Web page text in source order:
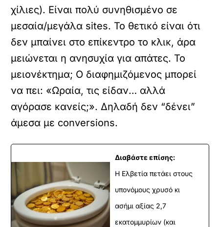
χίλιες). Είναι πολύ συνηθισμένο σε
μεσαία/μεγάλα sites. Το θετικό είναι ότι
δεν μπαίνει στο επίκεντρο το κλικ, άρα
μειώνεται η ανησυχία για απάτες. Το
μειονέκτημα; Ο διαφημιζόμενος μπορεί
να πει: «Ωραία, τις είδαν… αλλά
αγόρασε κανείς;». Δηλαδή δεν “δένει”
άμεσα με conversions.
Διαβάστε επίσης:
Η Ελβετία πετάει στους
υπονόμους χρυσό κι
ασήμι αξίας 2,7
εκατομμυρίων (και